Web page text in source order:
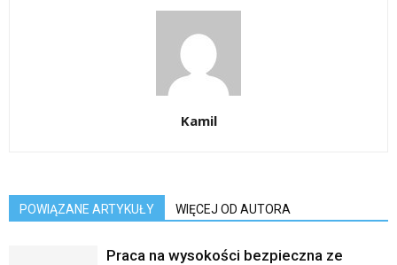
Kamil
POWIĄZANE ARTYKUŁY WIĘCEJ OD AUTORA
Praca na wysokości bezpieczna ze